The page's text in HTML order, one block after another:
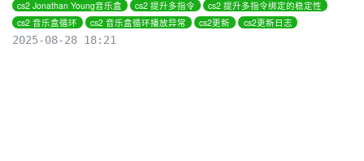
cs2 Jonathan Young音乐盒
cs2 提升多指令
cs2 提升多指令绑定的稳定性
cs2 音乐盒循环
cs2 音乐盒循环播放异常 cs2更新 cs2更新日志
2025-08-28 18:21